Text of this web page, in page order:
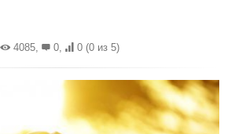
4085, 0, 0 (0 из 5)